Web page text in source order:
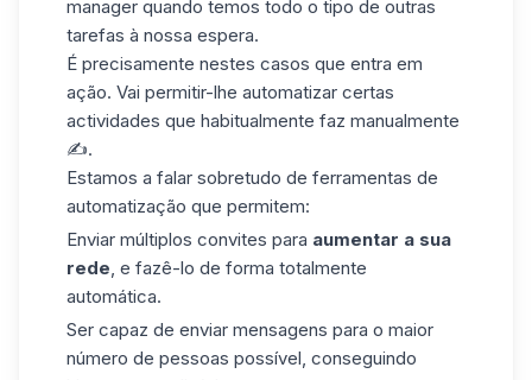
manager quando temos todo o tipo de outras
tarefas à nossa espera.
É precisamente nestes casos que entra em
ação. Vai permitir-lhe automatizar certas
actividades que habitualmente faz manualmente
✍️.
Estamos a falar sobretudo de ferramentas de
automatização que permitem:
Enviar múltiplos convites para aumentar a sua
rede , e fazê-lo de forma totalmente
automática.
Ser capaz de enviar mensagens para o maior
número de pessoas possível, conseguindo